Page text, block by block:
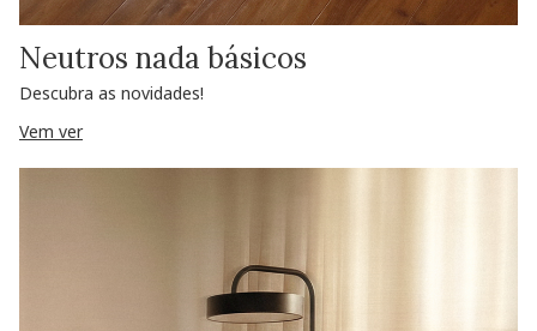
Neutros nada básicos
Descubra as novidades!
Vem ver